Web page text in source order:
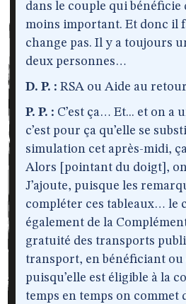
dans le couple qui bénéficie
moins important. Et donc il
change pas. Il y a toujours
deux personnes…
D. P. : RSA ou Aide au
P. P. : C’est ça… Et... et on a
c’est pour ça qu’elle se
simulation cet après-midi,
Alors [pointant du doigt], on
J’ajoute, puisque les
compléter ces tableaux… le
également de la
gratuité des transports
transport, en bénéficiant ou
puisqu’elle est éligible à la
temps en temps on commet